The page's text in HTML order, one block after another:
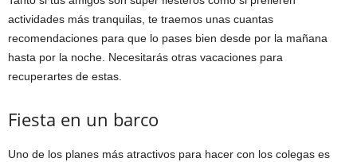
actividades más tranquilas, te traemos unas cuantas
recomendaciones para que lo pases bien desde por la mañana
hasta por la noche. Necesitarás otras vacaciones para
recuperartes de estas.
Fiesta en un barco
Uno de los planes más atractivos para hacer con los colegas es